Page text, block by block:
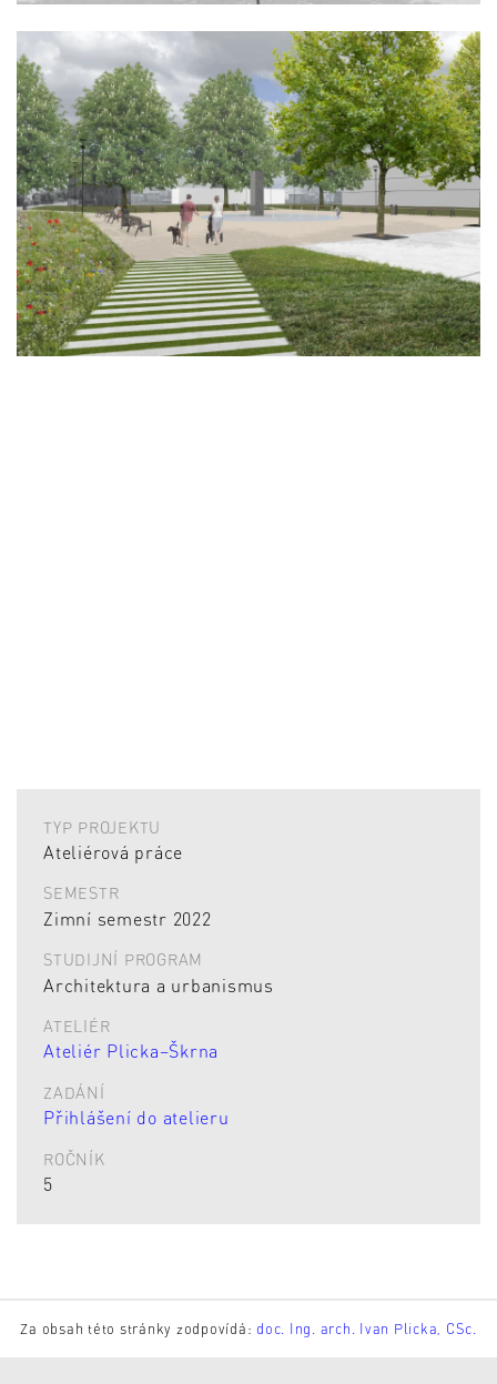
TYP PROJEKTU
Ateliérová práce
SEMESTR
Zimní semestr 2022
STUDIJNÍ PROGRAM
Architektura a urbanismus
ATELIÉR
Ateliér Plicka–Škrna
ZADÁNÍ
Přihlášení do atelieru
ROČNÍK
5
Za obsah této stránky zodpovídá: doc. Ing. arch. Ivan Plicka, CSc.